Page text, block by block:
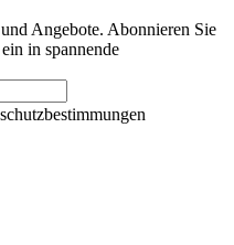
Angebote. Abonnieren Sie
in spannende